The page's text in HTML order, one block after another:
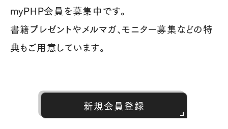
myPHP会員を募集中です。
書籍プレゼントやメルマガ、モニター募集などの特
典もご用意しています。
新規会員登録